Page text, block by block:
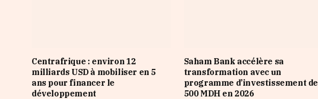
Centrafrique : environ 12
milliards USD à mobiliser en 5
ans pour financer le
développement
Saham Bank accélère sa
transformation avec un
programme d’investissement de
500 MDH en 2026